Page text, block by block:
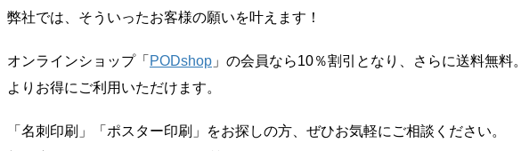
弊社では、そういったお客様の願いを叶えます！
オンラインショップ「 PODshop 」の会員なら10％割引となり、さらに送料無料。
よりお得にご利用いただけます。
「名刺印刷」「ポスター印刷」をお探しの方、ぜひお気軽にご相談ください。